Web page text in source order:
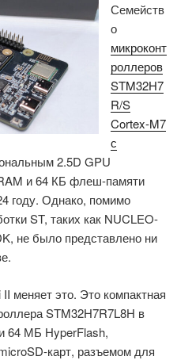
Семейств
о
микроконт
роллеров
STM32H7
R/S
Cortex-M7
с
2.5D GPU
и 64 КБ флеш-памяти
году. Однако, помимо
ST, таких как NUCLEO-
не было представлено ни
меняет это. Это компактная
STM32H7R7L8H в
64 МБ HyperFlash,
карт, разъемом для